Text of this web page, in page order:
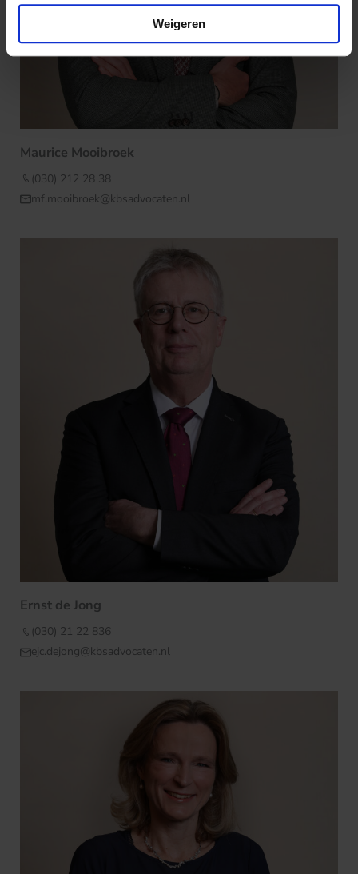
Weigeren
Maurice Mooibroek
(030) 212 28 38
mf.mooibroek@kbsadvocaten.nl
Ernst de Jong
(030) 21 22 836
ejc.dejong@kbsadvocaten.nl